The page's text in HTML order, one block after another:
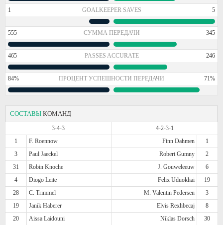
1 GOALKEEPER SAVES 5
555 СУММА ПЕРЕДАЧИ 345
465 PASSES ACCURATE 246
84% ПРОЦЕНТ УСПЕШНОСТИ ПЕРЕДАЧИ 71%
СОСТАВЫ КОМАНД
3-4-3
4-2-3-1
1
F. Roennow Finn Dahmen
1
3
Paul Jaeckel Robert Gumny
2
31
Robin Knoche J. Gouweleeuw
6
4
Diogo Leite Felix Uduokhai
19
28
C. Trimmel M. Valentin Pedersen
3
19
Janik Haberer Elvis Rexhbecaj
8
20
Aissa Laidouni Niklas Dorsch
30